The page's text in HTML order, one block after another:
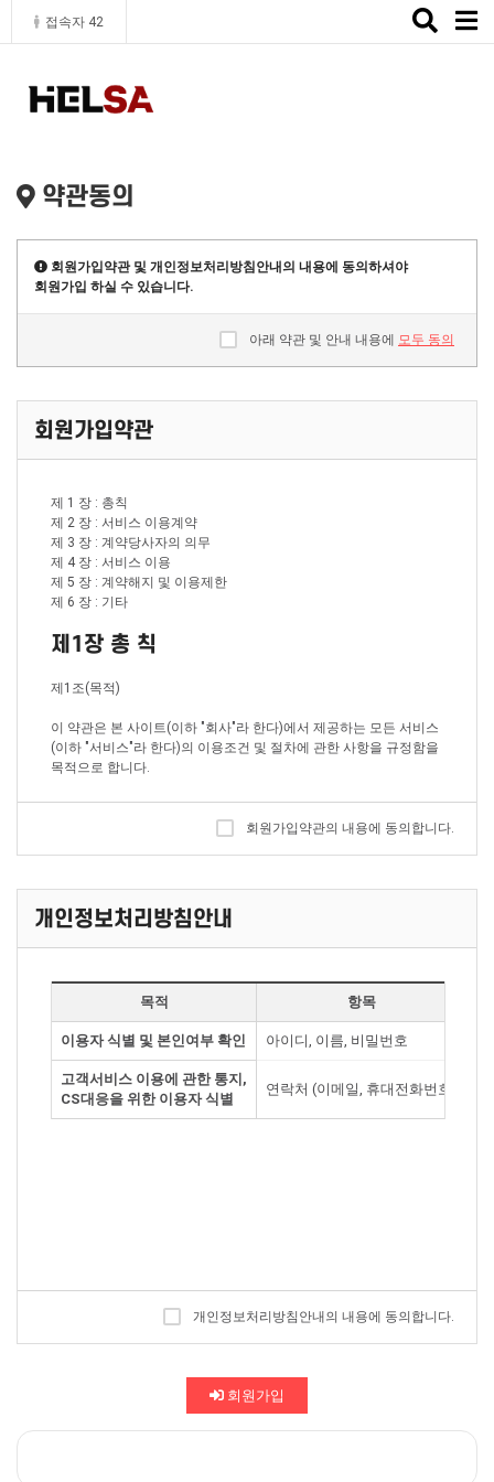
접속자 42
Toggle
약관동의
회원가입약관 및 개인정보처리방침안내의 내용에 동의하셔야
회원가입 하실 수 있습니다.
아래 약관 및 안내 내용에 모두 동의
회원가입약관
제 1 장 : 총칙
제 2 장 : 서비스 이용계약
제 3 장 : 계약당사자의 의무
제 4 장 : 서비스 이용
제 5 장 : 계약해지 및 이용제한
제 6 장 : 기타
제1장 총 칙
제1조(목적)
이 약관은 본 사이트(이하 "회사"라 한다)에서 제공하는 모든 서비스
(이하 "서비스"라 한다)의 이용조건 및 절차에 관한 사항을 규정함을
목적으로 합니다.
제2조(정의)
2. 이용계약 : 서비스 이용과 관련하여 회사와 이용자간에 체결하는
계약
3. 가입 : 회사가 제공하는 신청서 양식에 해당 정보를 기입하고, 본
약관에 동의하여 서비스 이용계약을 완료시키는 행위
등록을 한 자
5. 이용자번호(ID) : 회원 식별과 회원의 서비스 이용을 위하여 이용
자가 선정하고 회사가 승인하는 영문자와 숫자의 조합(하나의 주민
등록번호에 하나의 ID만 발급 가능함)
6. 패스워드(PASSWORD) : 회원의 정보 보호를 위해 이용자 자신이
설정한 영문자와 숫자, 특수문자의 조합
7. 이용해지 : 회사 또는 회원이 서비스 이용이후 그 이용계약을 종료
② 회사는 필요하다고 인정되는 경우 이 약관의 내용을 변경할 수 있
으며, 변경된 약관은 서비스 화면에 공지하며, 공지후 7일 이후에도
③ 이용자가 변경된 약관에 동의하지 않는 경우 서비스 이용을 중단
회원가입약관의 내용에 동의합니다.
개인정보처리방침안내
목적 항목
이용자 식별 및 본인여부 확인 아이디, 이름, 비밀번호
고객서비스 이용에 관한 통지,
CS대응을 위한 이용자 식별
연락처 (이메일, 휴대전화번호)
개인정보처리방침안내의 내용에 동의합니다.
회원가입